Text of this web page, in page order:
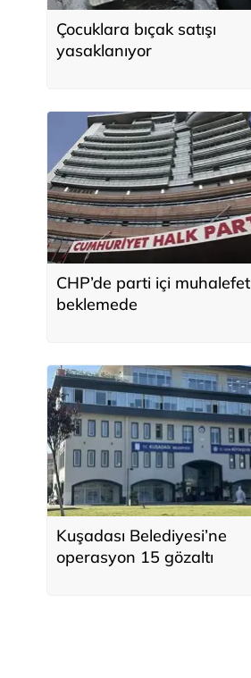
Çocuklara bıçak satışı
yasaklanıyor
CHP’de parti içi muhalefet
beklemede
Kuşadası Belediyesi’ne
operasyon 15 gözaltı